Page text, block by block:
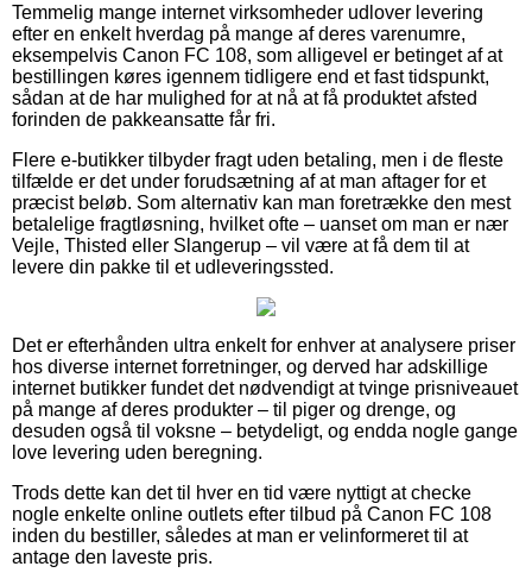
Temmelig mange internet virksomheder udlover levering
efter en enkelt hverdag på mange af deres varenumre,
eksempelvis Canon FC 108, som alligevel er betinget af at
bestillingen køres igennem tidligere end et fast tidspunkt,
sådan at de har mulighed for at nå at få produktet afsted
forinden de pakkeansatte får fri.
Flere e-butikker tilbyder fragt uden betaling, men i de fleste
tilfælde er det under forudsætning af at man aftager for et
præcist beløb. Som alternativ kan man foretrække den mest
betalelige fragtløsning, hvilket ofte – uanset om man er nær
Vejle, Thisted eller Slangerup – vil være at få dem til at
levere din pakke til et udleveringssted.
Det er efterhånden ultra enkelt for enhver at analysere priser
hos diverse internet forretninger, og derved har adskillige
internet butikker fundet det nødvendigt at tvinge prisniveauet
på mange af deres produkter – til piger og drenge, og
desuden også til voksne – betydeligt, og endda nogle gange
love levering uden beregning.
Trods dette kan det til hver en tid være nyttigt at checke
nogle enkelte online outlets efter tilbud på Canon FC 108
inden du bestiller, således at man er velinformeret til at
antage den laveste pris.